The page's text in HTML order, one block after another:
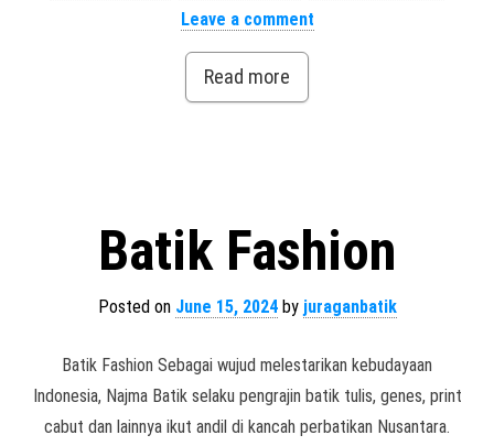
Leave a comment
Read more
Batik Fashion
Posted on June 15, 2024by juraganbatik
Batik Fashion Sebagai wujud melestarikan kebudayaan
Indonesia, Najma Batik selaku pengrajin batik tulis, genes, print
cabut dan lainnya ikut andil di kancah perbatikan Nusantara.